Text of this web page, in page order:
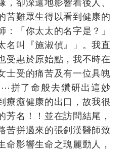
，卻深遠地影響着後人、
苦難眾生得以看到健康的
：「你太太的名字是？」
名叫『施淑偵』」。我直
受惠於原始點，我不時在
士受的痛苦及有一位具魄
拼了命般去鑽研出這妙
療癒健康的出口，故我很
芳名！！並在訪問結尾，
苦拼過來的張釗漢醫師致
命影響生命之瑰麗動人，